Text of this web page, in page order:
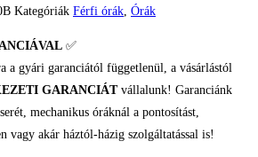
Kategóriák Férfi órák, Órák
✅
a gyári garanciától függetlenül, a vásárlástól
GARANCIÁTvállalunk! Garanciánk
mechanikus óráknál a pontosítást,
vagy akár háztól-házig szolgáltatással is!